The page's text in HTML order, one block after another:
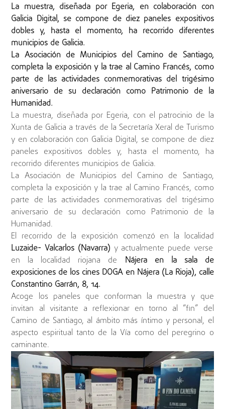
La muestra, diseñada por Egeria, en colaboración con
Galicia Digital, se compone de diez paneles expositivos
dobles y, hasta el momento, ha recorrido diferentes
municipios de Galicia.
La Asociación de Municipios del Camino de Santiago,
completa la exposición y la trae al Camino Francés, como
parte de las actividades conmemorativas del trigésimo
aniversario de su declaración como Patrimonio de la
Humanidad.
La muestra, diseñada por Egeria, con el patrocinio de la
Xunta de Galicia a través de la Secretaría Xeral de Turismo
y en colaboración con Galicia Digital, se compone de diez
paneles expositivos dobles y, hasta el momento, ha
recorrido diferentes municipios de Galicia.
La Asociación de Municipios del Camino de Santiago,
completa la exposición y la trae al Camino Francés, como
parte de las actividades conmemorativas del trigésimo
aniversario de su declaración como Patrimonio de la
Humanidad.
El recorrido de la exposición comenzó en la localidad
Luzaide- Valcarlos (Navarra) y actualmente puede verse
en la localidad riojana de Nájera en la sala de
exposiciones de los cines DOGA en Nájera (La Rioja), calle
Constantino Garrán, 8, 14.
Acoge los paneles que conforman la muestra y que
invitan al visitante a reflexionar en torno al “fin” del
Camino de Santiago, al ámbito más íntimo y personal, el
aspecto espiritual tanto de la Vía como del peregrino o
caminante.